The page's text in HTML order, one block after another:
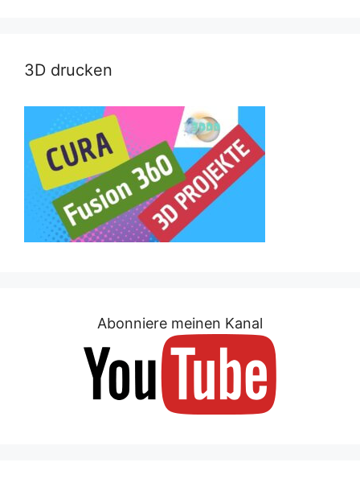
3D drucken
Abonniere meinen Kanal